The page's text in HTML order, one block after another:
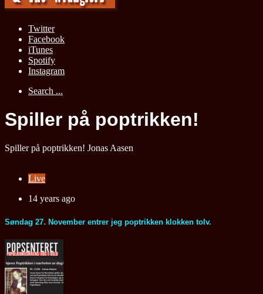
Twitter
Facebook
iTunes
Spotify
Instagram
Search ...
Spiller på poptrikken!
Spiller på poptrikken! Jonas Aasen
Live
14 years ago
Søndag 27. November entrer jeg poptrikken klokken tolv.